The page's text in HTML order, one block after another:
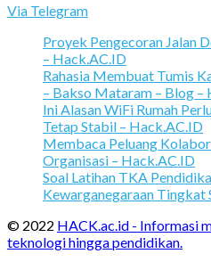
Via Telegram
Proyek Pengecoran Jalan
– Hack.AC.ID
Rahasia Membuat Tumis
– Bakso Mataram – Blog –
Ini Alasan WiFi Rumah
Tetap Stabil – Hack.AC.ID
Membaca Peluang
Organisasi – Hack.AC.ID
Soal Latihan TKA
Kewarganegaraan
© 2022 HACK.ac.id - Informasi
teknologi hingga pendidikan.